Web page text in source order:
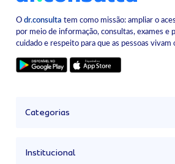
Odr.consulta tem como missão: ampliar o
por meio de informação, consultas, exames e
cuidado e respeito para que as pessoas vivam
Categorias
Institucional